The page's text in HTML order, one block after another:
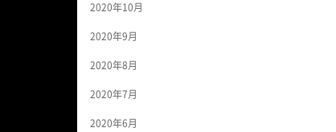
2020年10月
2020年9月
2020年8月
2020年7月
2020年6月